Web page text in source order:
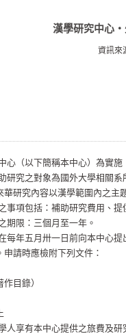
漢學研究中心‧
資訊來
心（以下簡稱本中心）為實
研究之對象為國外大學相關
華研究內容以漢學範圍內之主
事項包括：補助研究費用、
期限：三個月至一年。
每年五月卅一日前向本中心
請時應檢附下列文件：
目錄）
人享有本中心提供之旅費及